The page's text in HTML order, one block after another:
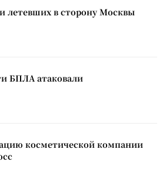
летевших в сторону Москвы
БПЛА атаковали
косметической компании